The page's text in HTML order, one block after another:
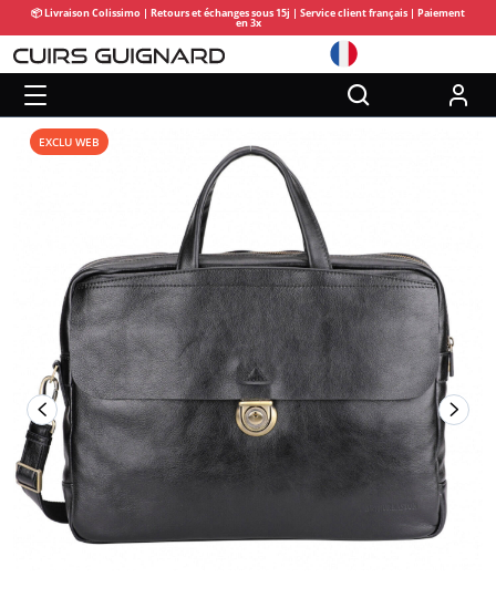
📦 Livraison Colissimo | Retours et échanges sous 15j | Service client français | Paiement
en 3x
EXCLU WEB